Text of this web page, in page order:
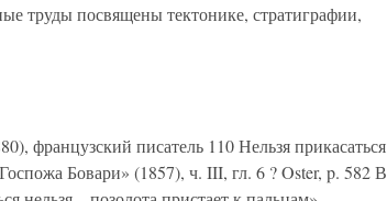
труды посвящены тектонике, стратиграфии,
французский писатель 110 Нельзя прикасаться
Бовари» (1857), ч. III, гл. 6 ? Oster, p. 582 В